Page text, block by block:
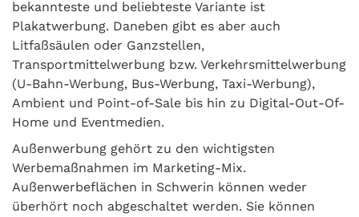
bekannteste und beliebteste Variante ist
Plakatwerbung. Daneben gibt es aber auch
Litfaßsäulen oder Ganzstellen,
Transportmittelwerbung bzw. Verkehrsmittelwerbung
(U-Bahn-Werbung, Bus-Werbung, Taxi-Werbung),
Ambient und Point-of-Sale bis hin zu Digital-Out-Of-
Home und Eventmedien.
Außenwerbung gehört zu den wichtigsten
Werbemaßnahmen im Marketing-Mix.
Außenwerbeflächen in Schwerin können weder
überhört noch abgeschaltet werden. Sie können